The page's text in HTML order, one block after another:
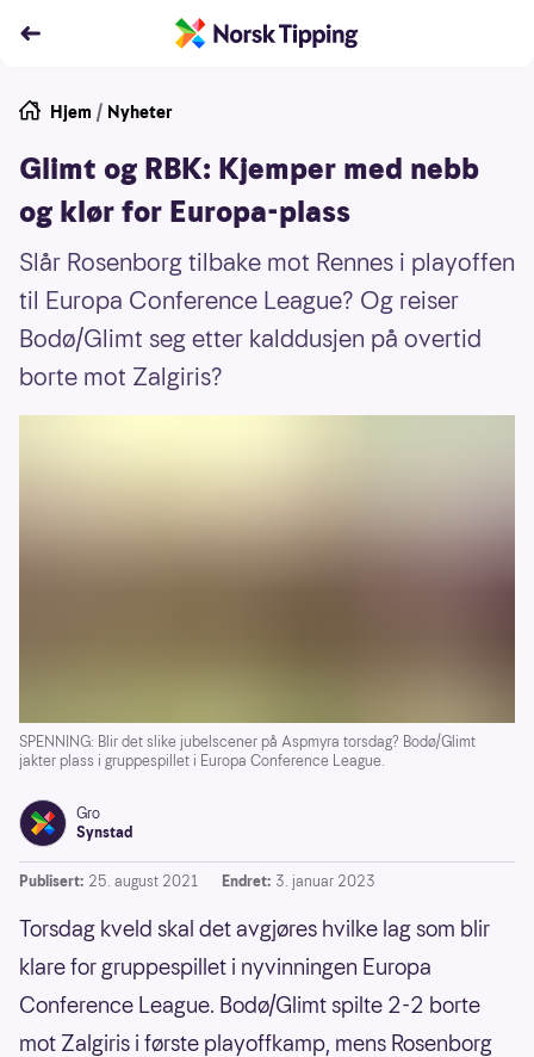
Hjem / Nyheter
Glimt og RBK: Kjemper med nebb
og klør for Europa-plass
Slår Rosenborg tilbake mot Rennes i playoffen
til Europa Conference League? Og reiser
Bodø/Glimt seg etter kalddusjen på overtid
borte mot Zalgiris?
SPENNING: Blir det slike jubelscener på Aspmyra torsdag? Bodø/Glimt
jakter plass i gruppespillet i Europa Conference League.
Gro
Synstad
Publisert: 25. august 2021 Endret: 3. januar 2023
Torsdag kveld skal det avgjøres hvilke lag som blir
klare for gruppespillet i nyvinningen Europa
Conference League. Bodø/Glimt spilte 2-2 borte
mot Zalgiris i første playoffkamp, mens Rosenborg